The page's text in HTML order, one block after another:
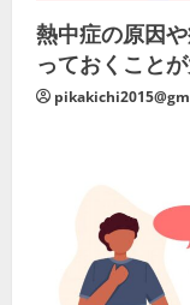
熱中症の原因
っておくこと